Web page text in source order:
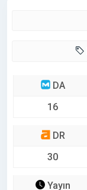
DA
16
DR
30
Yayın